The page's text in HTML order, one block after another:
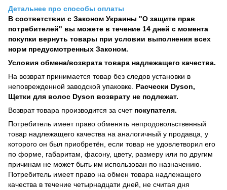
Детальнее про способы оплаты
В соответствии с Законом Украины "О защите прав
потребителей" вы можете в течение 14 дней с момента
покупки вернуть товары при условии выполнения всех
норм предусмотренных Законом.
Условия обмена/возврата товара надлежащего качества.
На возврат принимается товар без следов установки в
неповрежденной заводской упаковке. Расчески Dyson,
Щетки для волос Dyson возврату не подлежат.
Возврат товара производится за счет покупателя.
Потребитель имеет право обменять непродовольственный
товар надлежащего качества на аналогичный у продавца, у
которого он был приобретён, если товар не удовлетворил его
по форме, габаритам, фасону, цвету, размеру или по другим
причинам не может быть им использован по назначению.
Потребитель имеет право на обмен товара надлежащего
качества в течение четырнадцати дней, не считая дня